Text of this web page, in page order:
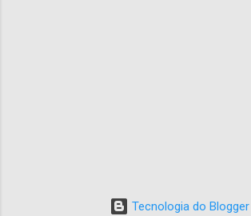
Tecnologia do Blogger